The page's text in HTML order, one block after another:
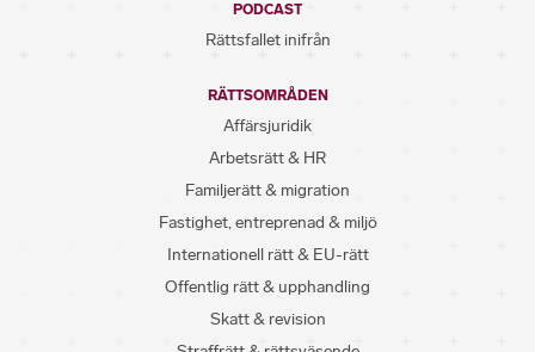
PODCAST
Rättsfallet inifrån
RÄTTSOMRÅDEN
Affärsjuridik
Arbetsrätt & HR
Familjerätt & migration
Fastighet, entreprenad & miljö
Internationell rätt & EU-rätt
Offentlig rätt & upphandling
Skatt & revision